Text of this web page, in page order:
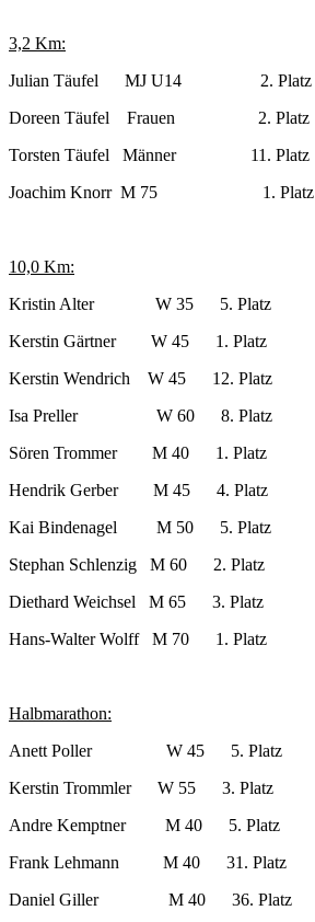
3,2 Km:
Julian Täufel MJ U14 2. Platz
Doreen Täufel Frauen 2. Platz
Torsten Täufel Männer 11. Platz
Joachim Knorr M 75 1. Platz
10,0 Km:
Kristin Alter W 35 5. Platz
Kerstin Gärtner W 45 1. Platz
Kerstin Wendrich W 45 12. Platz
Isa Preller W 60 8. Platz
Sören Trommer M 40 1. Platz
Hendrik Gerber M 45 4. Platz
Kai Bindenagel M 50 5. Platz
Stephan Schlenzig M 60 2. Platz
Diethard Weichsel M 65 3. Platz
Hans-Walter Wolff M 70 1. Platz
Halbmarathon:
Anett Poller W 45 5. Platz
Kerstin Trommler W 55 3. Platz
Andre Kemptner M 40 5. Platz
Frank Lehmann M 40 31. Platz
Daniel Giller M 40 36. Platz